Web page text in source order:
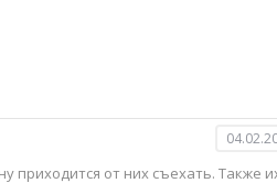
приходится от них съехать. Также